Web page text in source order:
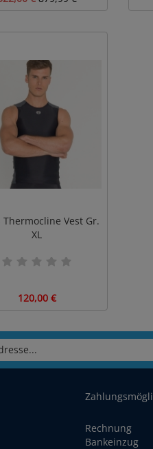
Thermocline Vest Gr.
XL
120,00 €
Rechnung
Bankeinzug